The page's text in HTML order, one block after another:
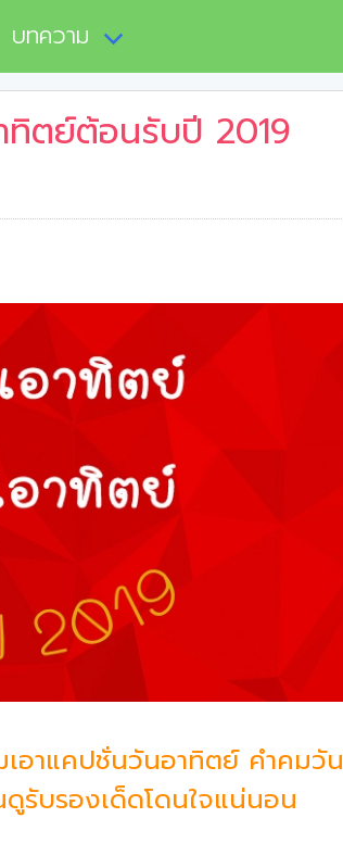
บทความ
ตย์ต้อนรับปี 2019
อาแคปชั่นวันอาทิตย์ คำคมวัน
รับรองเด็ดโดนใจแน่นอน